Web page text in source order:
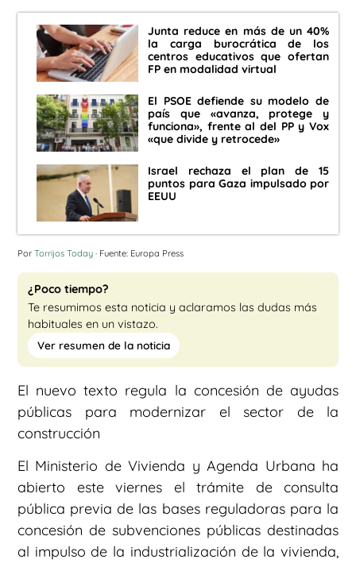
Junta reduce en más de un 40%
la carga burocrática de los
centros educativos que ofertan
FP en modalidad virtual
El PSOE defiende su modelo de
país que «avanza, protege y
funciona», frente al del PP y Vox
«que divide y retrocede»
Israel rechaza el plan de 15
puntos para Gaza impulsado por
EEUU
Por Torrijos Today · Fuente: Europa Press
¿Poco tiempo?
Te resumimos esta noticia y aclaramos las dudas más
habituales en un vistazo.
Ver resumen de la noticia
El nuevo texto regula la concesión de ayudas
públicas para modernizar el sector de la
construcción
El Ministerio de Vivienda y Agenda Urbana ha
abierto este viernes el trámite de consulta
pública previa de las bases reguladoras para la
concesión de subvenciones públicas destinadas
al impulso de la industrialización de la vivienda,